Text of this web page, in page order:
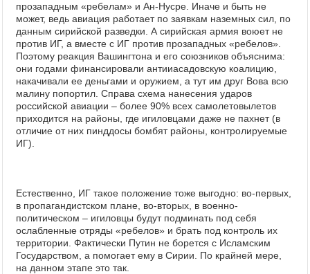
прозападным «ребелам» и Ан-Нусре. Иначе и быть не
может, ведь авиация работает по заявкам наземных сил, по
данным сирийской разведки. А сирийская армия воюет не
против ИГ, а вместе с ИГ против прозападных «ребелов».
Поэтому реакция Вашингтона и его союзников объяснима:
они годами финансировали антииасадовскую коалицию,
накачивали ее деньгами и оружием, а тут им друг Вова всю
малину попортил. Справа схема нанесения ударов
российской авиации – более 90% всех самолетовылетов
приходится на районы, где игиловцами даже не пахнет (в
отличие от них пинддосы бомбят районы, контролируемые
ИГ).
Естественно, ИГ такое положение тоже выгодно: во-первых,
в пропагандистском плане, во-вторых, в военно-
политическом – игиловцы будут подминать под себя
ослабленные отряды «ребелов» и брать под контроль их
территории. Фактически Путин не борется с Исламским
Государством, а помогает ему в Сирии. По крайней мере,
на данном этапе это так.